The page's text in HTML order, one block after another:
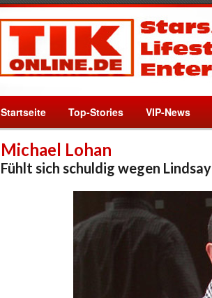
Startseite Top-Stories VIP-News
Michael Lohan
Fühlt sich schuldig wegen Lindsay